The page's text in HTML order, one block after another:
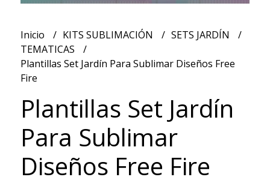
Inicio KITS SUBLIMACIÓN
SETS JARDÍN
TEMATICAS
Plantillas Set Jardín Para Sublimar Diseños Free
Fire
Plantillas Set Jardín
Para Sublimar
Diseños Free Fire